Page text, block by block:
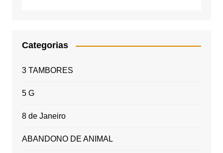
Categorias
3 TAMBORES
5 G
8 de Janeiro
ABANDONO DE ANIMAL